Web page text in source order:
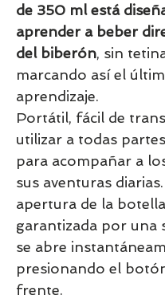
de 350 ml está
aprender a beber
del biberón, sin
marcando así el
aprendizaje.
Portátil, fácil de
utilizar a todas
para acompañar a
sus aventuras
apertura de la
garantizada por una
se abre
presionando el
frente.